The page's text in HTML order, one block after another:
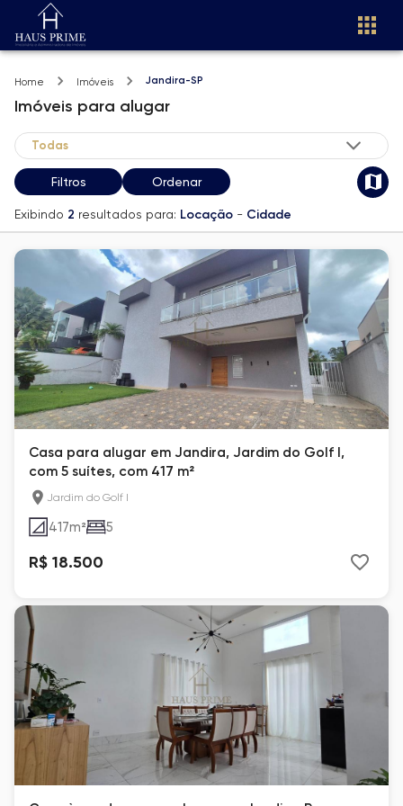
Home Imóveis Jandira-SP
Imóveis para alugar
Filtros Ordenar
Exibindo 2 resultados para: Locação - Cidade
Casa para alugar em Jandira, Jardim do Golf I,
com 5 suítes, com 417 m²
Jardim do Golf I
417m² 5
R$ 18.500